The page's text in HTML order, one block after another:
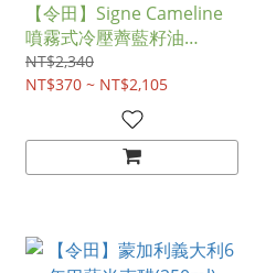
【令田】Signe Cameline
噴霧式冷壓薺藍籽油
(150ml)
NT$2,340
NT$370 ~ NT$2,105